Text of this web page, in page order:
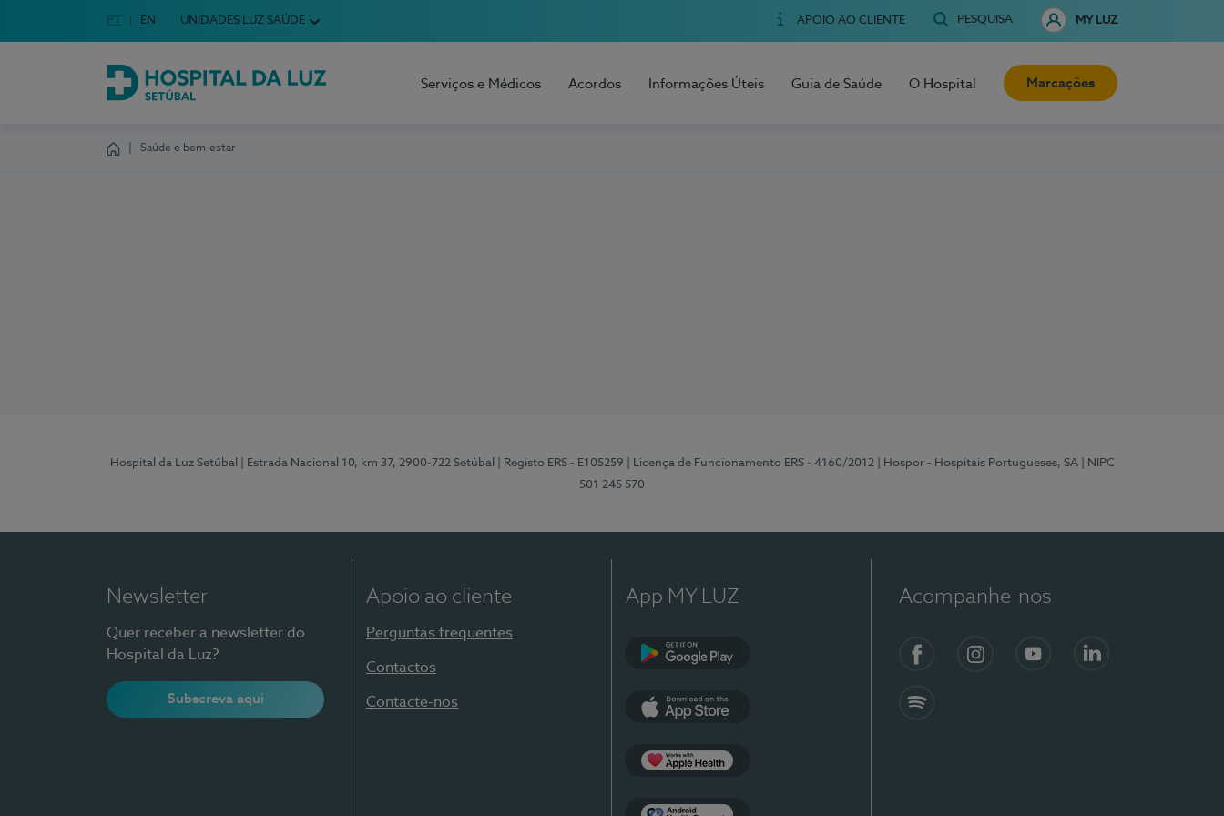
Escolha o seu idioma
Idioma em Português
PT English Language
EN UNIDADES LUZ SAÚDE APOIO AO CLIENTE PESQUISA MY LUZ
Hospital da Luz Setúbal
Serviços e Médicos Acordos Informações Úteis Guia de Saúde O Hospital Marcações
Saúde e bem-estar
Hospital da Luz Setúbal | Estrada Nacional 10, km 37, 2900-722 Setúbal | Registo ERS - E105259 | Licença de Funcionamento ERS - 4160/2012 | Hospor - Hospitais Portugueses, SA
| NIPC
501 245 570
Newsletter
Quer receber a newsletter do
Hospital da Luz?
Subscreva aqui
Apoio ao cliente
Perguntas frequentes
Contactos
Contacte-nos
App MY LUZ Acompanhe-nos